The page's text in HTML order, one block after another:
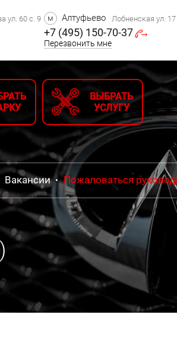
ул. 60 с. 9 м Алтуфьево Лобненская ул. 17
+7 (495) 150-70-37
Перезвонить мне
ВЫБРАТЬ
УСЛУГУ
Вакансии Пожаловаться